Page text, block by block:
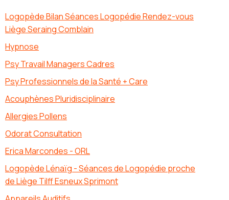
Logopède Bilan Séances Logopédie Rendez-vous
Liège Seraing Comblain
Hypnose
Psy Travail Managers Cadres
Psy Professionnels de la Santé + Care
Acouphènes Pluridisciplinaire
Allergies Pollens
Odorat Consultation
Erica Marcondes - ORL
Logopède Lénaïg - Séances de Logopédie proche
de Liège Tilff Esneux Sprimont